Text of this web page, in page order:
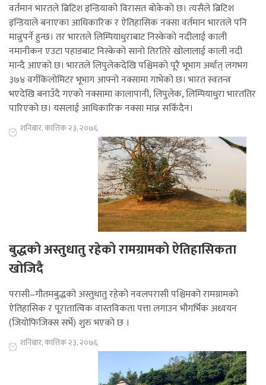
वर्तमान भारतले ब्रिटिश इन्डियाको विरासत बोकेको छ। त्यसैले ब्रिटिश
इन्डियाले बनाएका आधिकारिक र ऐतिहासिक नक्सा वर्तमान भारतले पनि
मान्नुपर्ने हुन्छ। तर भारतले लिम्पियाधुराबाट निस्केको नदीलाई काली
नमानीकन एउटा पहाडबाट निस्केको सानो तिरतिरे खोलालाई काली नदी
मान्दै आएको छ। भारतले लिपुलेकदेखि पश्चिमको पूरै भूभाग अर्थात् लगभग
३७४ वर्गकिलोमिटर भूभाग आफ्नो नक्सामा गाभेको छ। भारत स्वतन्त्र
भएदेखि बनाउँदै गएको नक्सामा कालापानी, लिपुलेक, लिम्पियाधुरा भारततिर
पारिएको छ। यसलाई आधिकारिक नक्सा मान्न सकिँदैन।
शनिबार, कात्तिक २३, २०७६
बुद्धको अस्तुधातु रहेको रामग्रामको ऐतिहासिकता
खोजिदै
परासी–गौतमबुद्धको अस्तुधातु रहेको नवलपरासी पश्चिमको रामग्रामको
ऐतिहासिक र पूरातात्विक वास्तविकता पत्ता लगाउन भौगर्भिक अध्ययन
(जियोफिजिक्स सर्भे) शुरु भएको छ ।
शनिबार, कात्तिक २३, २०७६